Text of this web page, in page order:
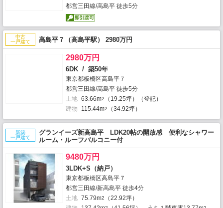
都営三田線/高島平 徒歩5分
中古
一戸建て
高島平７（高島平駅） 2980万円
2980万円
6DK / 築50年
東京都板橋区高島平７
都営三田線/高島平 徒歩5分
土地 63.66m2
（19.25坪）（登記）
建物
115.44m2 （34.92坪）
新築
一戸建て
グランイーズ新高島平 LDK20帖の開放感 便利なシャワー
ルーム・ルーフバルコニー付
9480万円
3LDK+S（納戸）
東京都板橋区高島平７
都営三田線/新高島平 徒歩4分
土地 75.79m2
（22.92坪）